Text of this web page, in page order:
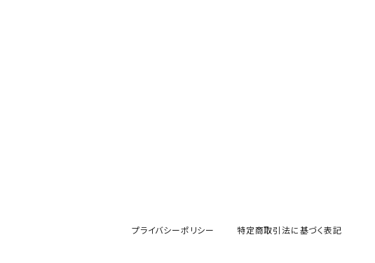
プライバシーポリシー 特定商取引法に基づく表記